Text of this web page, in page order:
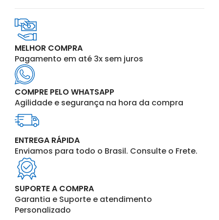
MELHOR COMPRA
Pagamento em até 3x sem juros
COMPRE PELO WHATSAPP
Agilidade e segurança na hora da compra
ENTREGA RÁPIDA
Enviamos para todo o Brasil. Consulte o Frete.
SUPORTE A COMPRA
Garantia e Suporte e atendimento
Personalizado